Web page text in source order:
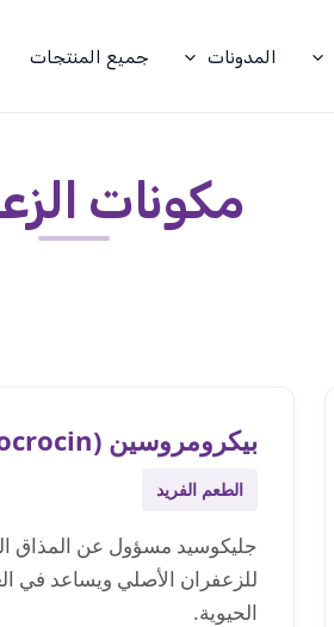
المدونات جميع المنتجات
مكونات
بيكرومروسين (Picrocrocin)
الطعم الفريد
جليكوسيد مسؤول عن المذاق
للزعفران الأصلي ويساعد في
الحيوية.